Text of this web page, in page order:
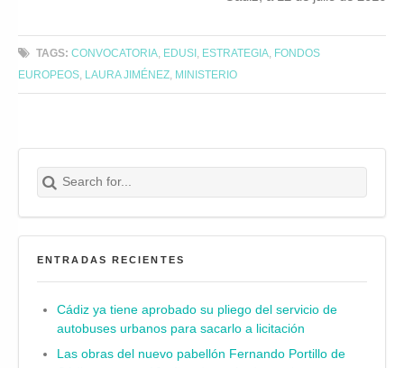
TAGS: CONVOCATORIA EDUSI ESTRATEGIA
FONDOS
EUROPEOS
LAURA JIMÉNEZ MINISTERIO
Search for:
Buscar
ENTRADAS RECIENTES
Cádiz ya tiene aprobado su pliego del servicio de
autobuses urbanos para sacarlo a licitación
Las obras del nuevo pabellón Fernando Portillo de